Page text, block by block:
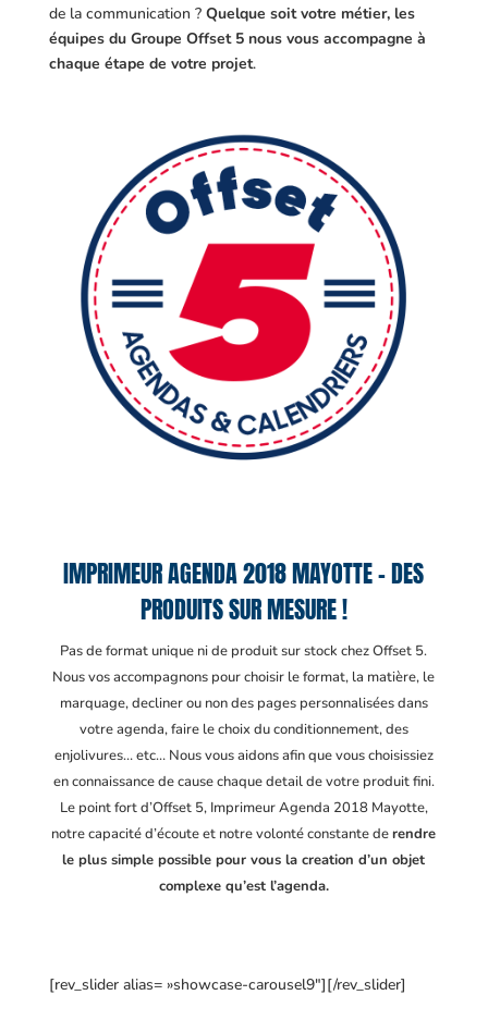
de la communication ? Quelque soit votre métier, les
équipes du Groupe Offset 5 nous vous accompagne à
chaque étape de votre projet.
IMPRIMEUR AGENDA 2018 MAYOTTE – DES
PRODUITS SUR MESURE !
Pas de format unique ni de produit sur stock chez Offset 5.
Nous vos accompagnons pour choisir le format, la matière, le
marquage, decliner ou non des pages personnalisées dans
votre agenda, faire le choix du conditionnement, des
enjolivures… etc… Nous vous aidons afin que vous choisissiez
en connaissance de cause chaque detail de votre produit fini.
Le point fort d’Offset 5, Imprimeur Agenda 2018 Mayotte,
notre capacité d’écoute et notre volonté constante derendre
le plus simple possible pour vous la creation d’un objet
complexe qu’est l’agenda.
[rev_slider alias= »showcase-carousel9″][/rev_slider]